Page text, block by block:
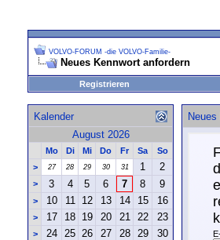
VOLVO-FORUM -die VOLVO-Familie-
Neues Kennwort anfordern
Registrieren
Kalender
August 2026
Mo Di Mi Do Fr Sa
So
>
27 28 29 30 31 1 2
> 3 4 5 6 7 8 9
> 10 11 12 13 14 15 16
> 17 18 19 20 21 22 23
> 24 25 26 27 28 29 30